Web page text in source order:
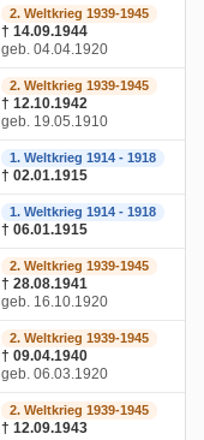
2. Weltkrieg 1939-1945
† 14.09.1944
geb. 04.04.1920
2. Weltkrieg 1939-1945
† 12.10.1942
geb. 19.05.1910
1. Weltkrieg 1914 - 1918
† 02.01.1915
1. Weltkrieg 1914 - 1918
† 06.01.1915
2. Weltkrieg 1939-1945
† 28.08.1941
geb. 16.10.1920
2. Weltkrieg 1939-1945
† 09.04.1940
geb. 06.03.1920
2. Weltkrieg 1939-1945
† 12.09.1943